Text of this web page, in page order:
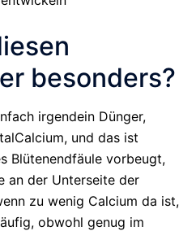
besonders?
irgendein Dünger,
und das ist
Blütenendfäule vorbeugt,
an der Unterseite der
zu wenig Calcium da ist,
obwohl genug im